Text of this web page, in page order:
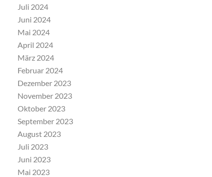
Juli 2024
Juni 2024
Mai 2024
April 2024
März 2024
Februar 2024
Dezember 2023
November 2023
Oktober 2023
September 2023
August 2023
Juli 2023
Juni 2023
Mai 2023